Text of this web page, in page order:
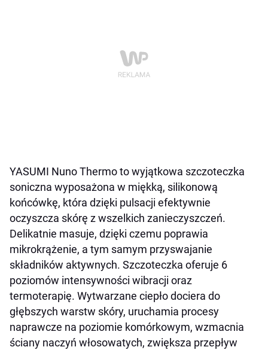
YASUMI Nuno Thermoto wyjątkowa szczoteczka
soniczna wyposażona w miękką, silikonową
końcówkę, która dzięki pulsacji efektywnie
oczyszcza skórę z wszelkich zanieczyszczeń.
Delikatnie masuje, dzięki czemu poprawia
mikrokrążenie, a tym samym przyswajanie
składników aktywnych. Szczoteczka oferuje 6
poziomów intensywności wibracji oraz
termoterapię. Wytwarzane ciepło dociera do
głębszych warstw skóry, uruchamia procesy
naprawcze na poziomie komórkowym, wzmacnia
ściany naczyń włosowatych, zwiększa przepływ